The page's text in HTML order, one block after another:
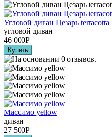
Угловой диван Цезарь terracotta
угловой диван
46 000Р
Массимо yellow
диван
27 500Р